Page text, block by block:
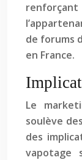
de forums
en France.
Le
soulève
des
vapotage